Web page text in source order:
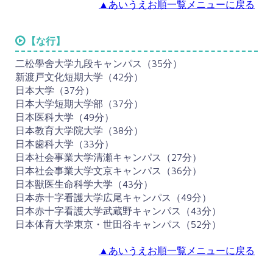
▲あいうえお順一覧メニューに戻る
【な行】
二松學舍大学九段キャンパス（35分）
新渡戸文化短期大学（42分）
日本大学（37分）
日本大学短期大学部（37分）
日本医科大学（49分）
日本教育大学院大学（38分）
日本歯科大学（33分）
日本社会事業大学清瀬キャンパス（27分）
日本社会事業大学文京キャンパス（36分）
日本獣医生命科学大学（43分）
日本赤十字看護大学広尾キャンパス（49分）
日本赤十字看護大学武蔵野キャンパス（43分）
日本体育大学東京・世田谷キャンパス（52分）
▲あいうえお順一覧メニューに戻る